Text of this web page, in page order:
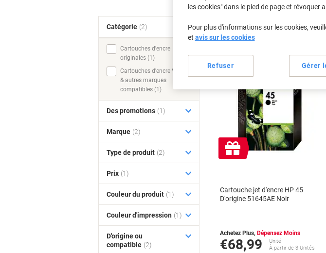
HP Deskjet 710 C
Trier par :
Cadeau
gratuit
Cartouche jet d'encre HP 45
D'origine 51645AE Noir
Achetez Plus, Dépensez Moins
€68,99
Unité
À partir de 3 Unités
Catégorie (2)
Cartouches d'encre
originales (1)
Cartouches d'encre Viking
& autres marques
compatibles (1)
Des promotions (1)
Marque (2)
Type de produit (2)
Prix (1)
Couleur du produit (1)
Couleur d'impression (1)
D'origine ou
compatible (2)
les cookies" dans le pied de page et
Pour plus d'informations sur les cookies,
et avis sur les cookies
Gérer
Refuser